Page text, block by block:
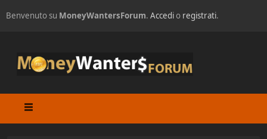
Benvenuto su MoneyWantersForum. Accedio registrati.